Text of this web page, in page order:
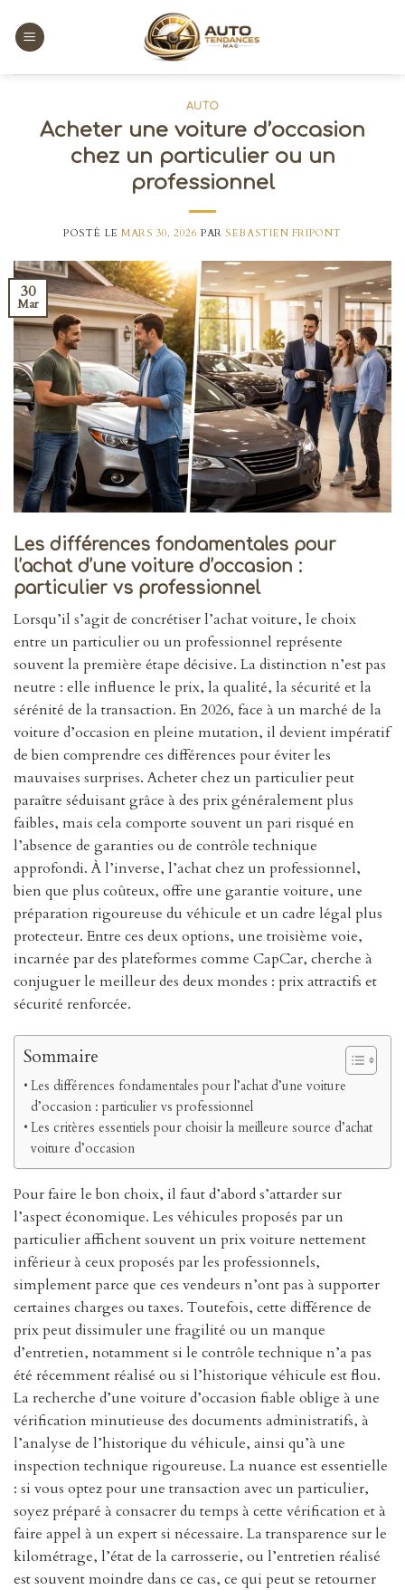
content
AUTO
Acheter une voiture d’occasion
chez un particulier ou un
professionnel
POSTÉ LEMARS 30, 2026 PAR SEBASTIEN FRIPONT
30
Mar
Les différences fondamentales pour
l’achat d’une voiture d’occasion :
particulier vs professionnel
Lorsqu’il s’agit de concrétiser l’achat voiture, le choix
entre un particulier ou un professionnel représente
souvent la première étape décisive. La distinction n’est pas
neutre : elle influence le prix, la qualité, la sécurité et la
sérénité de la transaction. En 2026, face à un marché de la
voiture d’occasion en pleine mutation, il devient impératif
de bien comprendre ces différences pour éviter les
mauvaises surprises. Acheter chez un particulier peut
paraître séduisant grâce à des prix généralement plus
faibles, mais cela comporte souvent un pari risqué en
l’absence de garanties ou de contrôle technique
approfondi. À l’inverse, l’achat chez un professionnel,
bien que plus coûteux, offre une garantie voiture, une
préparation rigoureuse du véhicule et un cadre légal plus
protecteur. Entre ces deux options, une troisième voie,
incarnée par des plateformes comme CapCar, cherche à
conjuguer le meilleur des deux mondes : prix attractifs et
sécurité renforcée.
Sommaire
Les différences fondamentales pour l’achat d’une voiture
d’occasion : particulier vs professionnel
Les critères essentiels pour choisir la meilleure source d’achat
voiture d’occasion
Pour faire le bon choix, il faut d’abord s’attarder sur
l’aspect économique. Les véhicules proposés par un
particulier affichent souvent un prix voiture nettement
inférieur à ceux proposés par les professionnels,
simplement parce que ces vendeurs n’ont pas à supporter
certaines charges ou taxes. Toutefois, cette différence de
prix peut dissimuler une fragilité ou un manque
d’entretien, notamment si le contrôle technique n’a pas
été récemment réalisé ou si l’historique véhicule est flou.
La recherche d’une voiture d’occasion fiable oblige à une
vérification minutieuse des documents administratifs, à
l’analyse de l’historique du véhicule, ainsi qu’à une
inspection technique rigoureuse. La nuance est essentielle
: si vous optez pour une transaction avec un particulier,
soyez préparé à consacrer du temps à cette vérification et à
faire appel à un expert si nécessaire. La transparence sur le
kilométrage, l’état de la carrosserie, ou l’entretien réalisé
est souvent moindre dans ce cas, ce qui peut se retourner